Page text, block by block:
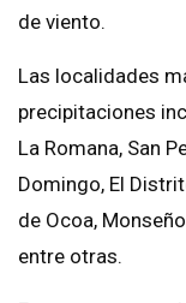
de viento.
Las localidades
precipitaciones
La Romana, San
Domingo, El
de Ocoa,
entre otras.